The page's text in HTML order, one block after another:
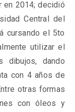
en 2014; decidió
Central del
cursando el 5to
utilizar el
dibujos, dando
con 4 años de
otras formas
con óleos y